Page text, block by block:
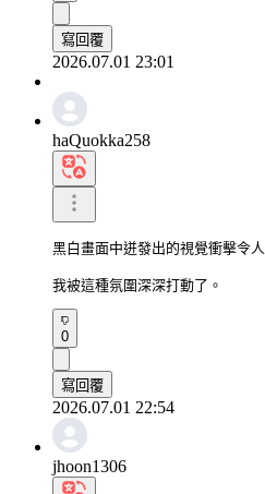
寫回覆
2026.07.01 23:01
haQuokka258
黑白畫面中迸發出的視覺衝擊令人
我被這種氛圍深深打動了。
0
寫回覆
2026.07.01 22:54
jhoon1306